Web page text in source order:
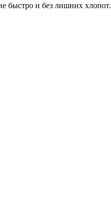
быстро и без лишних хлопот.